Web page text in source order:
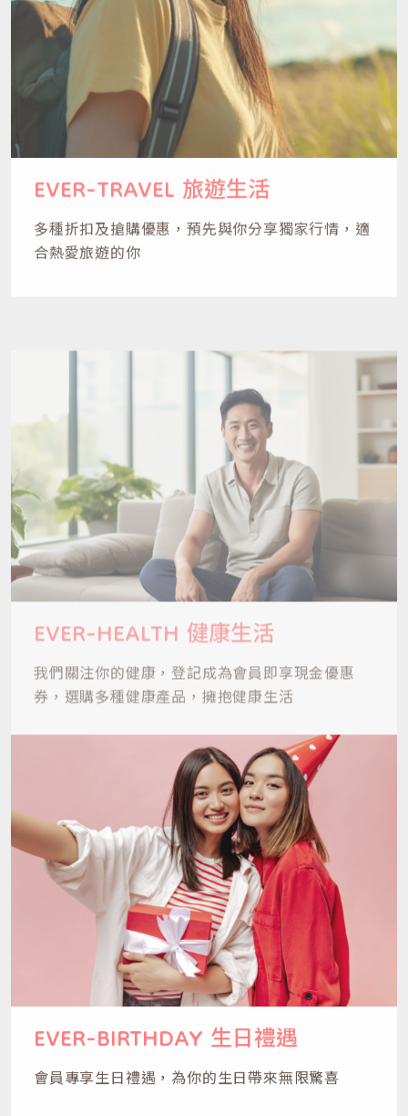
EVER-TRAVEL 旅遊生活
合熱愛旅遊的你
EVER-HEALTH健康生活
我們關注你的健康，登記成為會員即享現金優惠
券，選購多種健康產品，擁抱健康生活
EVER-BIRTHDAY 生日禮遇
會員專享生日禮遇，為你的生日帶來無限驚喜